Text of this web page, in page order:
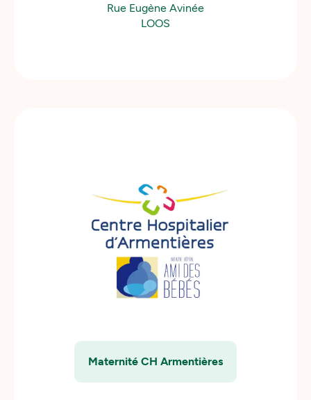
Rue Eugène Avinée
LOOS
Maternité CH Armentières